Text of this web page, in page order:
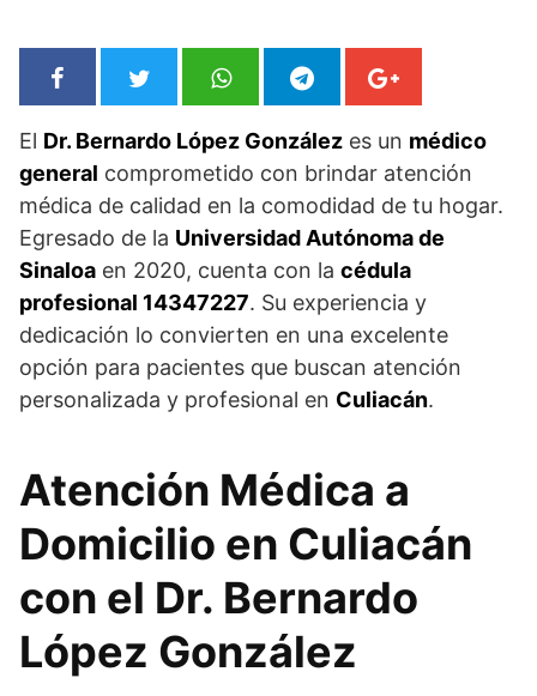
El Dr. Bernardo López González es un médico
general comprometido con brindar atención
médica de calidad en la comodidad de tu hogar.
Egresado de la Universidad Autónoma de
Sinaloa en 2020, cuenta con la cédula
profesional 14347227. Su experiencia y
dedicación lo convierten en una excelente
opción para pacientes que buscan atención
personalizada y profesional en Culiacán.
Atención Médica a
Domicilio en Culiacán
con el Dr. Bernardo
López González